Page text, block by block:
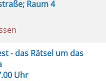
Raum 4
- das Rätsel um das
Uhr